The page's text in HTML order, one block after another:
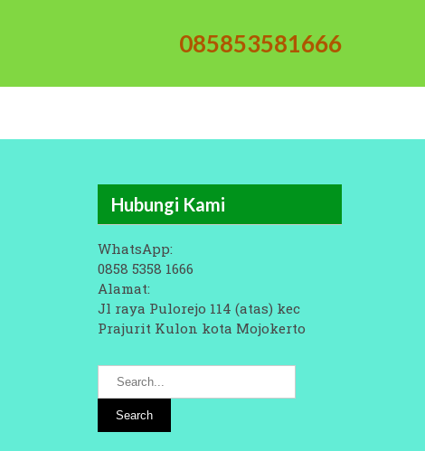
085853581666
Hubungi Kami
WhatsApp:
0858 5358 1666
Alamat:
Jl raya Pulorejo 114 (atas) kec
Prajurit Kulon kota Mojokerto